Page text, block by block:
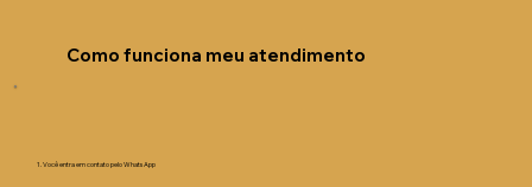
Como funciona meu atendimento
1. Você entra em contato pelo WhatsApp